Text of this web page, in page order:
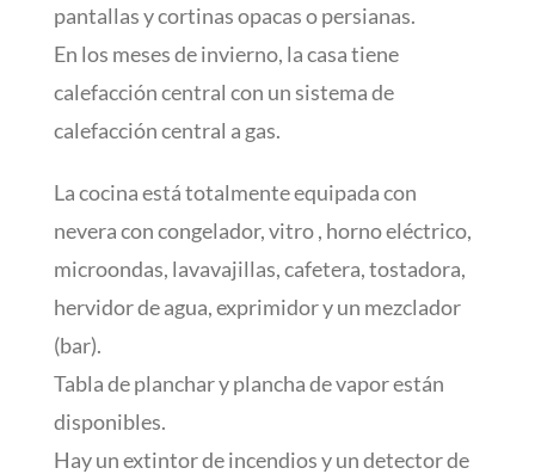
pantallas y cortinas opacas o persianas.
En los meses de invierno, la casa tiene
calefacción central con un sistema de
calefacción central a gas.
La cocina está totalmente equipada con
nevera con congelador, vitro , horno eléctrico,
microondas, lavavajillas, cafetera, tostadora,
hervidor de agua, exprimidor y un mezclador
(bar).
Tabla de planchar y plancha de vapor están
disponibles.
Hay un extintor de incendios y un detector de